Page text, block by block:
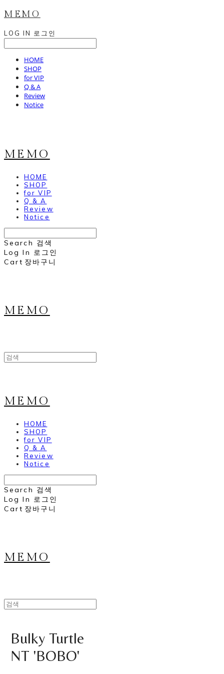
MEMO
LOG IN 로그인
HOME
SHOP
for VIP
Q & A
Review
Notice
MEMO
HOME
SHOP
for VIP
Q & A
Review
Notice
Search 검색
Log In 로그인
Cart 장바구니
MEMO
MEMO
HOME
SHOP
for VIP
Q & A
Review
Notice
Search 검색
Log In 로그인
Cart 장바구니
MEMO
Bulky Turtle
NT 'BOBO'